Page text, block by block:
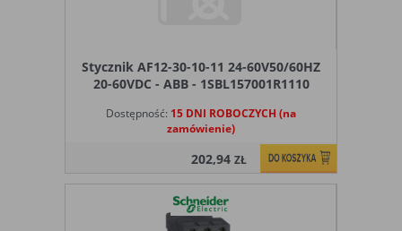
Stycznik AF12-30-10-11 24-60V50/60HZ
20-60VDC - ABB - 1SBL157001R1110
Dostępność: 15 DNI ROBOCZYCH (na
zamówienie)
202,94ZŁ